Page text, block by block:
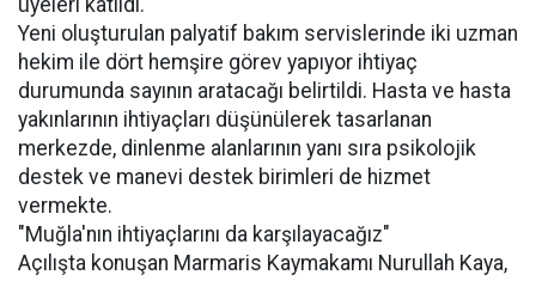
üyeleri katıldı.
Yeni oluşturulan palyatif bakım servislerinde iki uzman
hekim ile dört hemşire görev yapıyor ihtiyaç
durumunda sayının aratacağı belirtildi. Hasta ve hasta
yakınlarının ihtiyaçları düşünülerek tasarlanan
merkezde, dinlenme alanlarının yanı sıra psikolojik
destek ve manevi destek birimleri de hizmet
vermekte.
"Muğla'nın ihtiyaçlarını da karşılayacağız"
Açılışta konuşan Marmaris Kaymakamı Nurullah Kaya,